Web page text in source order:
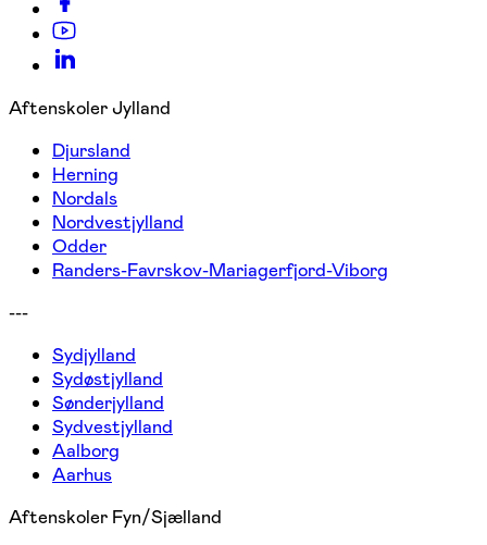
Aftenskoler Jylland
Djursland
Herning
Nordals
Nordvestjylland
Odder
Randers-Favrskov-Mariagerfjord-Viborg
---
Sydjylland
Sydøstjylland
Sønderjylland
Sydvestjylland
Aalborg
Aarhus
Aftenskoler Fyn/Sjælland